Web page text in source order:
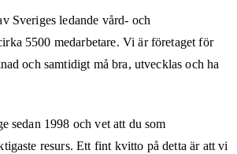
Sveriges ledande vård- och
5500 medarbetare. Vi är företaget för
och samtidigt må bra, utvecklas och ha
sedan 1998 och vet att du som
resurs. Ett fint kvitto på detta är att vi